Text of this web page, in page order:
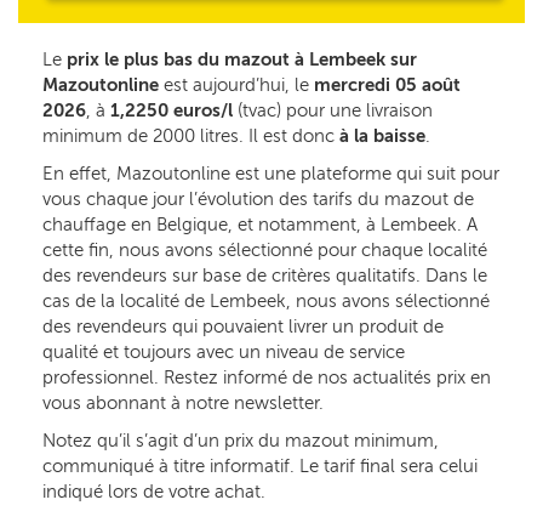
Le prix le plus bas du mazout à Lembeek sur
Mazoutonline est aujourd’hui, le mercredi 05 août
2026, à 1,2250 euros/l (tvac) pour une livraison
minimum de 2000 litres. Il est donc à la baisse.
En effet, Mazoutonline est une plateforme qui suit pour
vous chaque jour l’évolution des tarifs du mazout de
chauffage en Belgique, et notamment, à Lembeek. A
cette fin, nous avons sélectionné pour chaque localité
des revendeurs sur base de critères qualitatifs. Dans le
cas de la localité de Lembeek, nous avons sélectionné
des revendeurs qui pouvaient livrer un produit de
qualité et toujours avec un niveau de service
professionnel. Restez informé de nos actualités prix en
vous abonnant à notre newsletter.
Notez qu’il s’agit d’un prix du mazout minimum,
communiqué à titre informatif. Le tarif final sera celui
indiqué lors de votre achat.